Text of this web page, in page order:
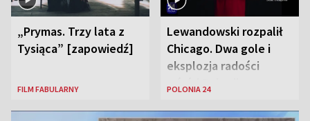
„Prymas. Trzy lata z
Tysiąca” [zapowiedź]
FILM FABULARNY
Lewandowski rozpalił
Chicago. Dwa gole i
eksplozja radości
wśród Polonii
POLONIA 24